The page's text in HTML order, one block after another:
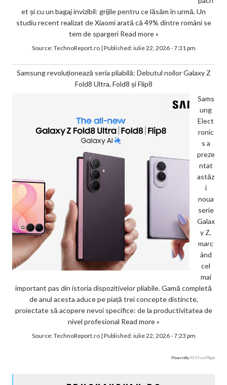
et și cu un bagaj invizibil: grijile pentru ce lăsăm în urmă. Un
studiu recent realizat de Xiaomi arată că 49% dintre români se
tem de spargeri Read more »
Source:TechnoReport.ro| Published:iulie 22, 2026 - 7:31 pm
Samsung revoluționează seria pliabilă: Debutul noilor Galaxy Z
Fold8 Ultra, Fold8 și Flip8
Sams
ung
Elect
ronic
s a
preze
ntat
astăz
i
noua
serie
Galax
y Z,
marc
ând
cel
mai
important pas din istoria dispozitivelor pliabile. Gamă completă
de anul acesta aduce pe piață trei concepte distincte,
proiectate să acopere nevoi specifice: de la productivitatea de
nivel profesional Read more »
Source:TechnoReport.ro| Published:iulie 22, 2026 - 7:23 pm
Powered by RSS Feed Plugin